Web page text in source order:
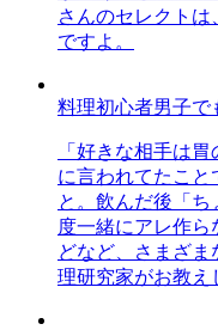
さんのセレクト
ですよ。
料理初心者男子で
「好きな相手は
に言われてたこと
と。飲んだ後「
度一緒にアレ作
どなど、さまざ
理研究家がお教え